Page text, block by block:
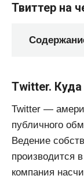
Твиттер на
Twitter. Куда
Twitter —
публичного
Ведение
производится
компания